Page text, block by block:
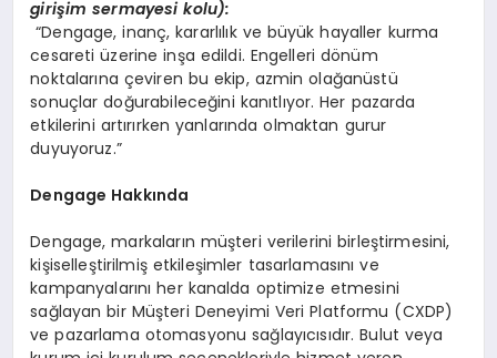
girişim sermayesi kolu):
“Dengage, inanç, kararlılık ve büyük hayaller kurma
cesareti üzerine inşa edildi. Engelleri dönüm
noktalarına çeviren bu ekip, azmin olağanüstü
sonuçlar doğurabileceğini kanıtlıyor. Her pazarda
etkilerini artırırken yanlarında olmaktan gurur
duyuyoruz.”
Dengage Hakkında
Dengage, markaların müşteri verilerini birleştirmesini,
kişiselleştirilmiş etkileşimler tasarlamasını ve
kampanyalarını her kanalda optimize etmesini
sağlayan bir Müşteri Deneyimi Veri Platformu (CXDP)
ve pazarlama otomasyonu sağlayıcısıdır. Bulut veya